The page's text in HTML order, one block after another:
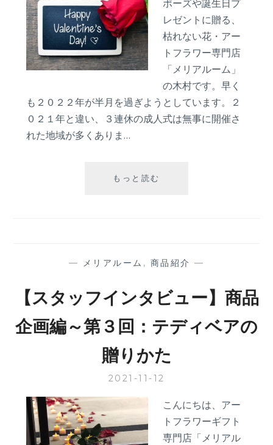
レ
ゼ
ン
ト
ポーズや誕生日プ
レゼントに贈る、
枯れない花・アー
トフラワー専門店
「メリアルーム」
の木村です。早く
も２０２２年が半月を過ぎようとしています。２
０２１年と違い、３連休の成人式は無事に開催さ
れた地域が多くありま…
もっと読む
デ
０
２
の
傾
向
— メリアルーム , 商品紹介 —
【スタッフインタビュー】商品
企画編～第３回：テディベアの
贈りかた
2021-11-12
こんにちは、アー
トフラワーギフト
専門店「メリアル